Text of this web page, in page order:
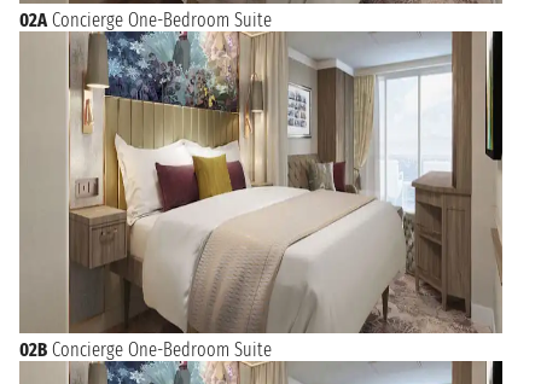
02A Concierge One-Bedroom Suite
02B Concierge One-Bedroom Suite